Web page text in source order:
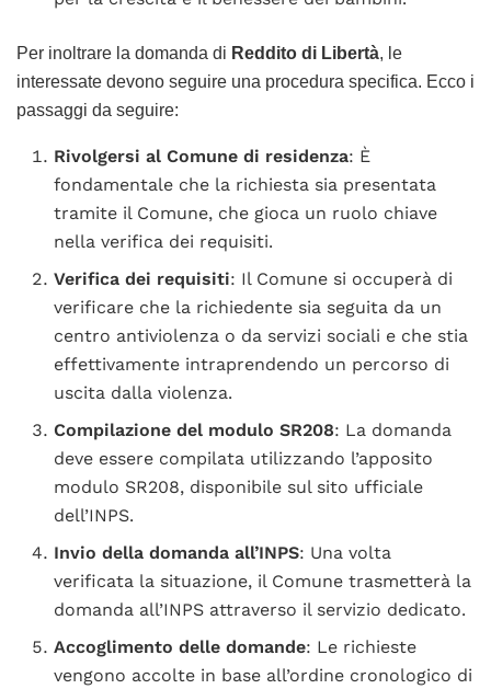
Per inoltrare la domanda di Reddito di Libertà, le
interessate devono seguire una procedura specifica. Ecco i
passaggi da seguire:
Rivolgersi al Comune di residenza: È
fondamentale che la richiesta sia presentata
tramite il Comune, che gioca un ruolo chiave
nella verifica dei requisiti.
Verifica dei requisiti: Il Comune si occuperà di
verificare che la richiedente sia seguita da un
centro antiviolenza o da servizi sociali e che stia
effettivamente intraprendendo un percorso di
uscita dalla violenza.
Compilazione del modulo SR208: La domanda
deve essere compilata utilizzando l’apposito
modulo SR208, disponibile sul sito ufficiale
dell’INPS.
Invio della domanda all’INPS: Una volta
verificata la situazione, il Comune trasmetterà la
domanda all’INPS attraverso il servizio dedicato.
Accoglimento delle domande: Le richieste
vengono accolte in base all’ordine cronologico di